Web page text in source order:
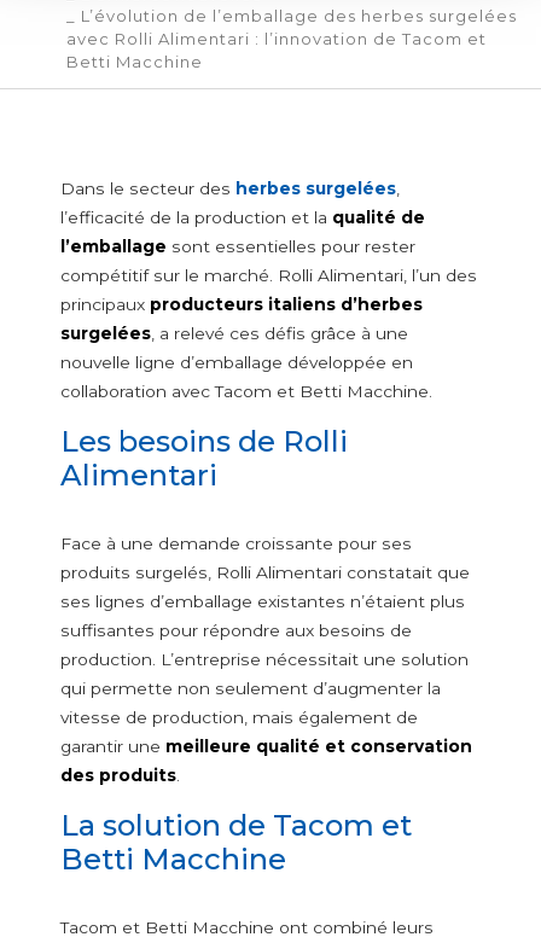
BECS VERSEURS
SERVICES
CERTIFICATIONS
VERSEURS ALIMENTAIRES
Aliments et additifs en poudre
Additifs alimentaires
Nourriture pour enfants
Nourriture saine
Lait en poudre
Thé, café et boissons instantanés
Céréales et légumes
Amidons
Graines et légumes secs
Édulcorants et aromatisants
Plantes aromatiques surgelées
Assaisonnements, plantes aromatiques et épices
Produits de confiserie
Sucres et édulcorants
VERSEURS NON ALIMENTAIRES
Additifs de lavage et lessives
Poudres pour lave-vaisselle
_ L’évolution de l’emballage des herbes surgelées
avec Rolli Alimentari : l’innovation de Tacom et
Betti Macchine
Dans le secteur des herbes surgelées
l’efficacité de la production et la qualité de
l’emballage sont essentielles pour rester
compétitif sur le marché. Rolli Alimentari, l’un des
principaux producteurs italiens d’herbes
surgelées , a relevé ces défis grâce à une
nouvelle ligne d’emballage développée en
collaboration avec Tacom et Betti Macchine.
Les besoins de Rolli
Alimentari
Face à une demande croissante pour ses
produits surgelés, Rolli Alimentari constatait que
ses lignes d’emballage existantes n’étaient plus
suffisantes pour répondre aux besoins de
production. L’entreprise nécessitait une solution
qui permette non seulement d’augmenter la
vitesse de production, mais également de
garantir une meilleure qualité et conservation
des produits
La solution de Tacom et
Betti Macchine
Tacom et Betti Macchine ont combiné leurs